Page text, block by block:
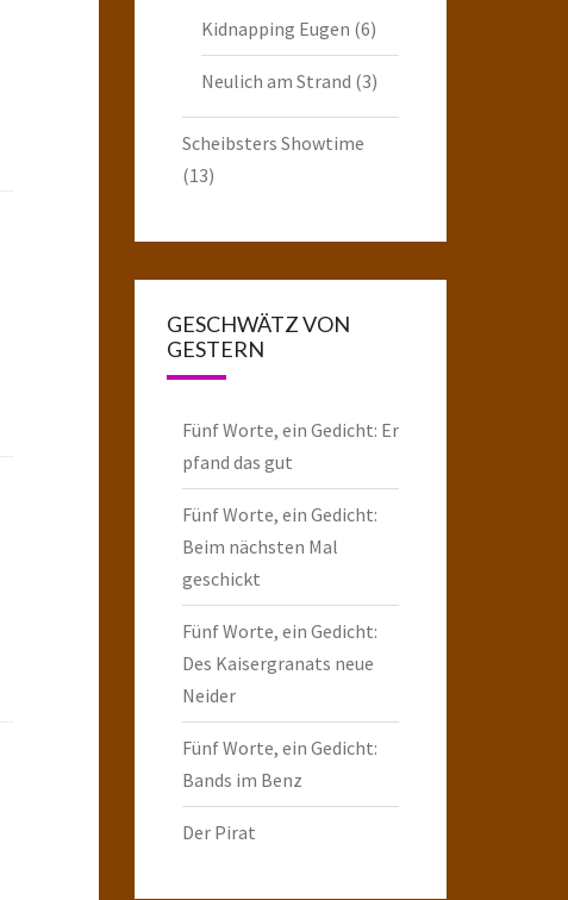
Kidnapping Eugen (6)
Neulich am Strand (3)
Scheibsters Showtime
(13)
GESCHWÄTZ VON
GESTERN
Fünf Worte, ein Gedicht: Er
pfand das gut
Fünf Worte, ein Gedicht:
Beim nächsten Mal
geschickt
Fünf Worte, ein Gedicht:
Des Kaisergranats neue
Neider
Fünf Worte, ein Gedicht:
Bands im Benz
Der Pirat